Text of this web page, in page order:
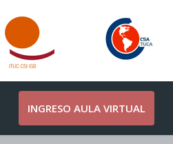
INGRESO AULA VIRTUAL